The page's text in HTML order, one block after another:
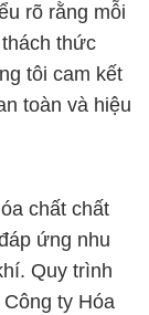
rõ rằng mỗi
thức
tôi cam kết
toàn và hiệu
chất chất
ứng nhu
Quy trình
ty Hóa